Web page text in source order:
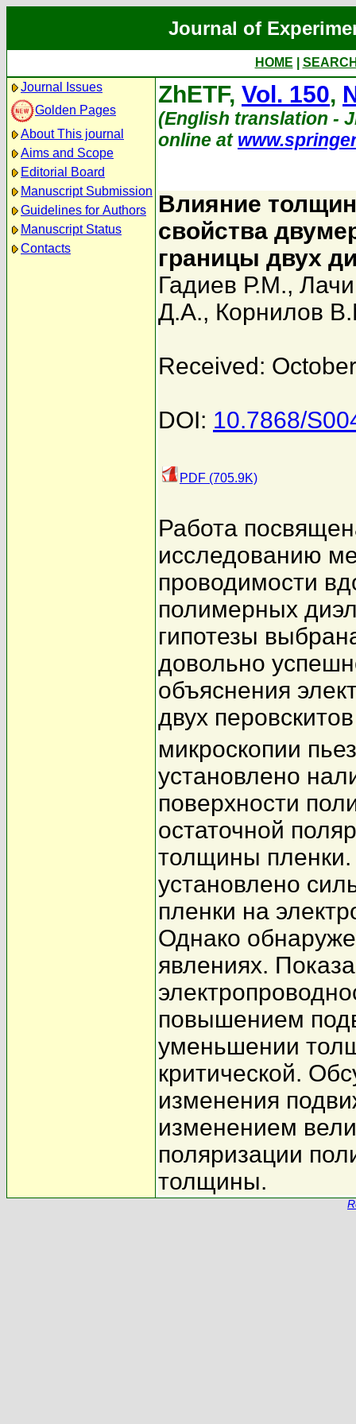
Journal of
HOME
Journal Issues
Golden Pages
About This journal
Aims and Scope
Editorial Board
Manuscript Submission
Guidelines for Authors
Manuscript Status
Contacts
ZhETF, Vol. 150,
(English translation -
online at
Влияние
свойства
границы двух
Гадиев Р.М.,
Д.А., Корнилов
Received:
DOI: 10.7868/
PDF (705.9K)
Работа
исследованию
проводимости
полимерных
гипотезы
довольно
объяснения
двух
микроскопии
установлено
поверхности
остаточной
толщины пленки.
установлено
пленки на
Однако
явлениях.
повышением
уменьшении
критической.
изменения
изменением
поляризации
толщины.